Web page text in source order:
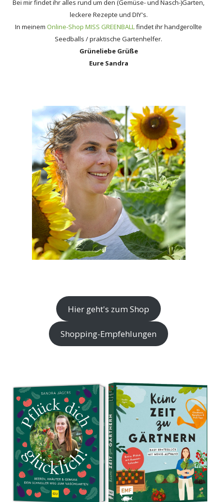
Bei mir findet ihr alles rund um den (Gemüse- und Nasch-)Garten,
leckere Rezepte und DIY's.
In meinem Online-Shop MISS GREENBALLfindet ihr handgerollte
Seedballs / praktische Gartenhelfer.
Grüneliebe Grüße
Eure Sandra
Hier geht's zum Shop
Shopping-Empfehlungen